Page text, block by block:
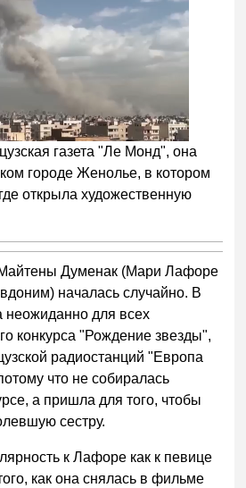
газета "Ле Монд", она
городе Женолье, в котором
открыла художественную
Думенак (Мари Лафоре
началась случайно. В
неожиданно для всех
конкурса "Рождение звезды",
радиостанций "Европа
что не собиралась
а пришла для того, чтобы
сестру.
к Лафоре как к певице
как она снялась в фильме